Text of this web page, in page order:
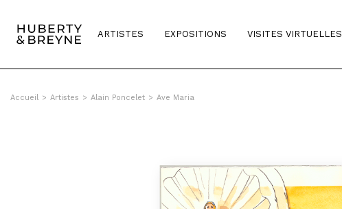
ARTISTES EXPOSITIONS VISITES VIRTUELLES
Accueil > Artistes > Alain Poncelet > Ave Maria